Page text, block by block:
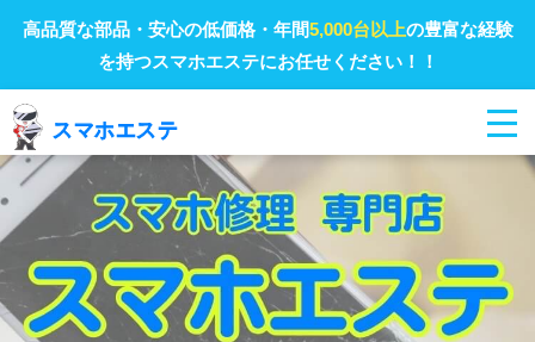
高品質な部品・安心の低価格・年間5,000台以上の豊富な経験
を持つスマホエステにお任せください！！